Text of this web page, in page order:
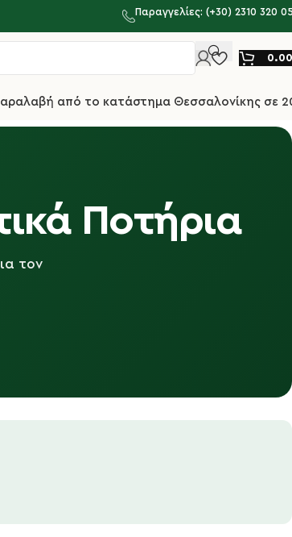
Παραγγελίες: (+30) 2310 320
0.00
από το κατάστημα Θεσσαλονίκης σε
Ποτήρια
τον